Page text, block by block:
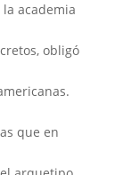
academia
obligó
que en